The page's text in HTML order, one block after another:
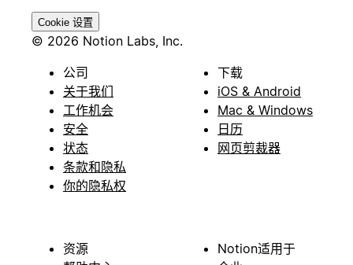
Cookie 设置
© 2026 Notion Labs, Inc.
公司
关于我们
工作机会
安全
状态
条款和隐私
你的隐私权
下载
iOS & Android
Mac & Windows
日历
网页剪裁器
资源
Notion适用于